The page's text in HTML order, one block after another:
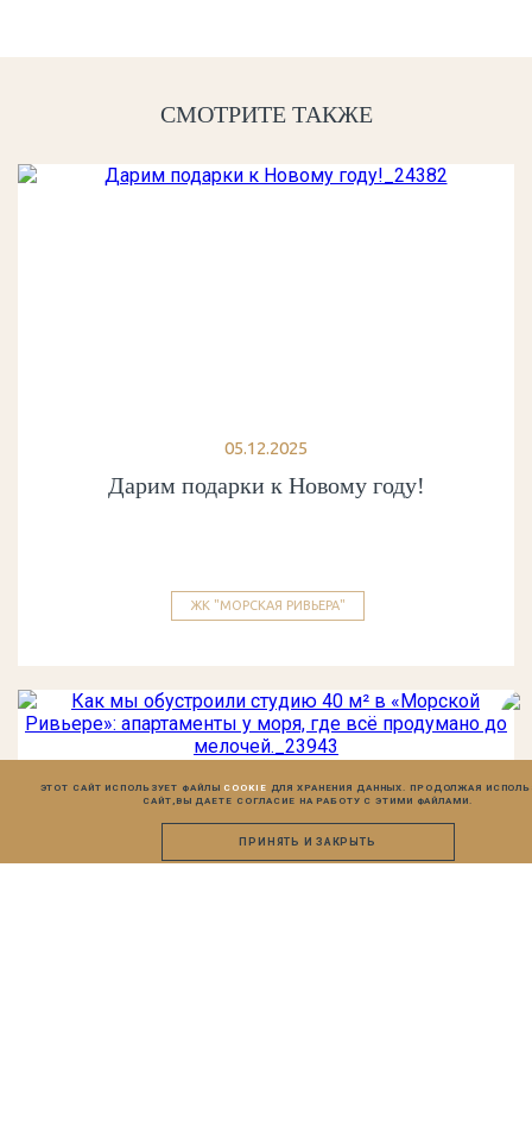
СМОТРИТЕ ТАКЖЕ
05.12.2025
Дарим подарки к Новому году!
ЖК "МОРСКАЯ РИВЬЕРА"
ЭТОТ САЙТ ИСПОЛЬЗУЕТ ФАЙЛЫ COOKIE ДЛЯ ХРАНЕНИЯ ДАННЫХ. ПРОДОЛЖАЯ
САЙТ, ВЫ ДАЕТЕ СОГЛАСИЕ НА РАБОТУ С ЭТИМИ ФАЙЛАМИ.
ПРИНЯТЬ И ЗАКРЫТЬ